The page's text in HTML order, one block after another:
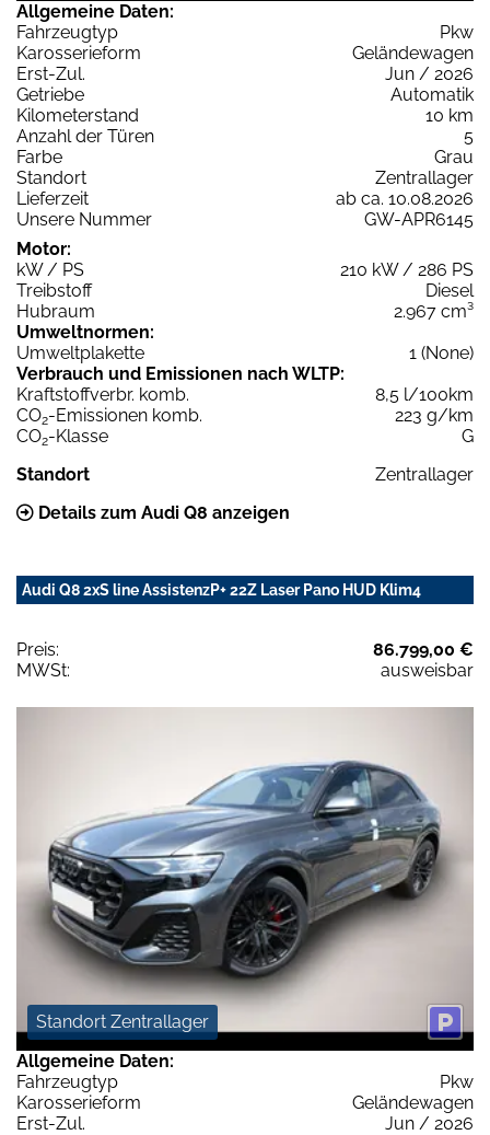
Allgemeine Daten:
Fahrzeugtyp
Pkw
Karosserieform
Geländewagen
Erst-Zul.
Jun / 2026
Getriebe
Automatik
Kilometerstand
10 km
Anzahl der Türen
5
Farbe
Grau
Standort
Zentrallager
Lieferzeit
ab ca. 10.08.2026
Unsere Nummer
GW-APR6145
Motor:
kW / PS
210 kW / 286 PS
Treibstoff
Diesel
Hubraum
2.967 cm³
Umweltnormen:
Umweltplakette
1 (None)
Verbrauch und Emissionen nach WLTP:
Kraftstoffverbr. komb.
8,5 l/100km
CO2-Emissionen komb.
223 g/km
CO2-Klasse
G
Standort
Zentrallager
Details zum Audi Q8 anzeigen
Audi Q8 2xS line AssistenzP+ 22Z Laser Pano HUD Klim4
Preis:
86.799,00 €
MWSt:
ausweisbar
Standort Zentrallager
Allgemeine Daten:
Fahrzeugtyp
Pkw
Karosserieform
Geländewagen
Erst-Zul.
Jun / 2026